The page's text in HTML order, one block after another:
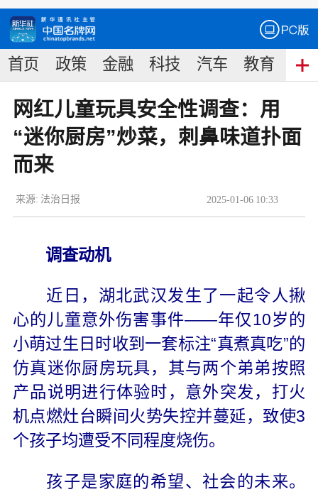
首页 政策 金融 科技 汽车 教育 食
网红儿童玩具安全性调查：用
“迷你厨房”炒菜，刺鼻味道扑面
而来
2025-01-06 10:33
来源: 法治日报
调查动机
近日，湖北武汉发生了一起令人揪
心的儿童意外伤害事件——年仅10岁的
小萌过生日时收到一套标注“真煮真吃”的
仿真迷你厨房玩具，其与两个弟弟按照
产品说明进行体验时，意外突发，打火
机点燃灶台瞬间火势失控并蔓延，致使3
个孩子均遭受不同程度烧伤。
孩子是家庭的希望、社会的未来。